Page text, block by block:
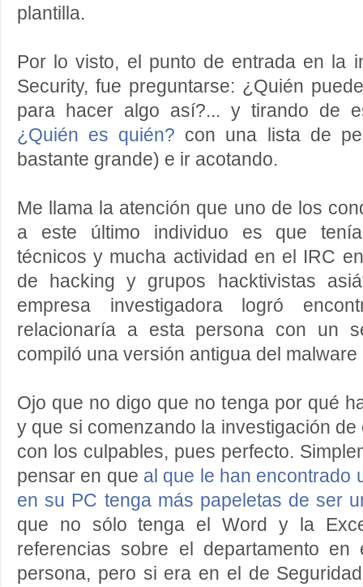
plantilla.
Por lo visto, el punto de entrada en la
Security, fue preguntarse: ¿Quién
para hacer algo así?... y tirando de
¿Quién es quién? con una lista de
bastante grande) e ir acotando.
Me llama la atención que uno de los
a este último individuo es que tenía
técnicos y mucha actividad en el IRC
de hacking y grupos hacktivistas
empresa investigadora logró
relacionaría a esta persona con un
compiló una versión antigua del
Ojo que no digo que no tenga por qué
y que si comenzando la investigación
con los culpables, pues perfecto.
pensar en que al que le han encontrado
en su PC tenga más papeletas de ser
que no sólo tenga el Word y la
referencias sobre el departamento
persona, pero si era en el de